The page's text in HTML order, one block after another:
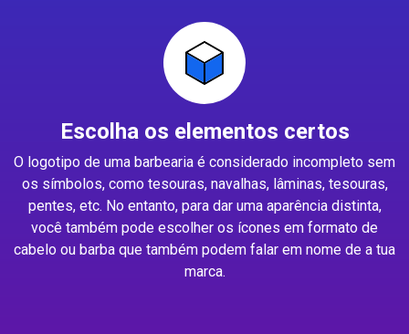
Escolha os elementos certos
O logotipo de uma barbearia é considerado incompleto sem
os símbolos, como tesouras, navalhas, lâminas, tesouras,
pentes, etc. No entanto, para dar uma aparência distinta,
você também pode escolher os ícones em formato de
cabelo ou barba que também podem falar em nome de a tua
marca.